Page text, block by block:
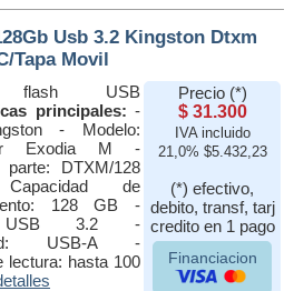
Usb 3.2 Kingston Dtxm
Tapa Movil
flash USB
principales: -
- Modelo:
Exodia M -
DTXM/128
de
128 GB -
USB 3.2 -
USB-A -
lectura: hasta 100
Precio (*)
$ 31.300
IVA incluido
21,0% $5.432,23
(*) efectivo,
debito, transf, tarj
credito en 1 pago
Financiacion